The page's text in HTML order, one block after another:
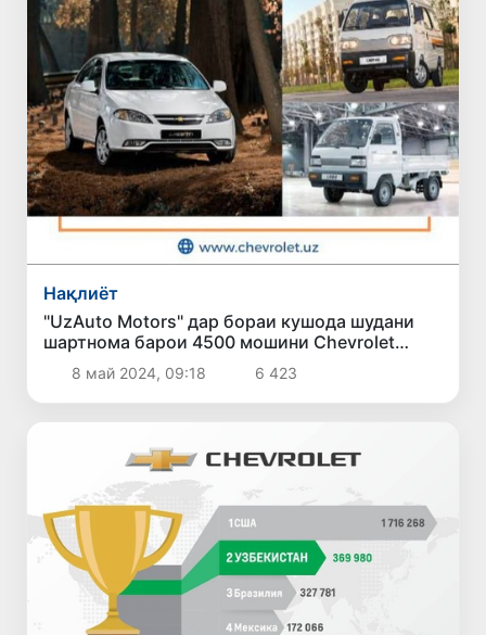
Нақлиёт
"UzAuto Motors" дар бораи кушода шудани
шартнома барои 4500 мошини Chevrolet
Lacetti хабар дод
8 май 2024, 09:18 6 423